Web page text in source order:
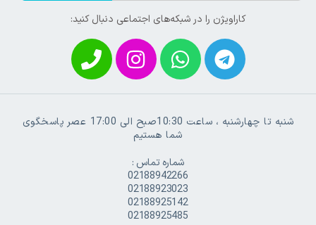
کاراویژن را در شبکه‌های اجتماعی دنبال کنید:
شنبه تا چهارشنبه ، ساعت 10:30صبح الی 17:00 عصر پاسخگوی
شما هستیم
شماره تماس :
02188942266
02188923023
02188925142
02188925485